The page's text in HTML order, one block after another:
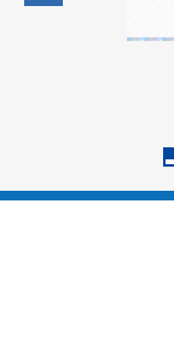
の
ラ
イ